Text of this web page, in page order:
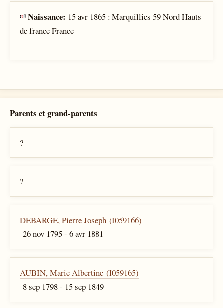
Naissance: 15 avr 1865 : Marquillies 59 Nord Hauts
de france France
Parents et grand-parents
?
?
DEBARGE, Pierre Joseph (I059166)
26 nov 1795 - 6 avr 1881
AUBIN, Marie Albertine (I059165)
8 sep 1798 - 15 sep 1849